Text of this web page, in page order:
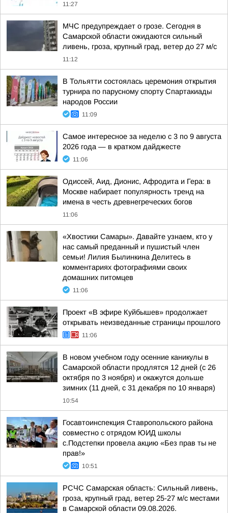
11:27
МЧС предупреждает о грозе. Сегодня в
Самарской области ожидаются сильный
ливень, гроза, крупный град, ветер до 27 м/с
11:12
В Тольятти состоялась церемония открытия
турнира по парусному спорту Спартакиады
народов России
11:09
Самое интересное за неделю с 3 по 9 августа
2026 года — в кратком дайджесте
11:06
Одиссей, Аид, Дионис, Афродита и Гера: в
Москве набирает популярность тренд на
имена в честь древнегреческих богов
11:06
«Хвостики Самары». Давайте узнаем, кто у
нас самый преданный и пушистый член
семьи! Лилия Былинкина Делитесь в
комментариях фотографиями своих
домашних питомцев
11:06
Проект «В эфире Куйбышев» продолжает
открывать неизведанные страницы прошлого
11:06
В новом учебном году осенние каникулы в
Самарской области продлятся 12 дней (с 26
октября по 3 ноября) и окажутся дольше
зимних (11 дней, с 31 декабря по 10 января)
10:54
Госавтоинспекция Ставропольского района
совместно с отрядом ЮИД школы
с.Подстепки провела акцию «Без прав ты не
прав!»
10:51
РСЧС Самарская область: Сильный ливень,
гроза, крупный град, ветер 25-27 м/с местами
в Самарской области 09.08.2026.